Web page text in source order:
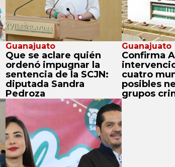
Guanajuato
Que se aclare quién
ordenó impugnar la
sentencia de la SCJN:
diputada Sandra
Pedroza
Guanajuato
Confirma
cuatro
posibles
grupos